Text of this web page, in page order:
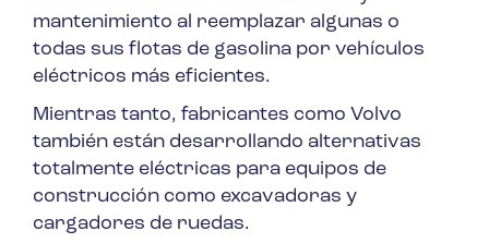
mantenimiento al reemplazar algunas o
todas sus flotas de gasolina por vehículos
eléctricos más eficientes.
Mientras tanto, fabricantes como Volvo
también están desarrollando alternativas
totalmente eléctricas para equipos de
construcción como excavadoras y
cargadores de ruedas.